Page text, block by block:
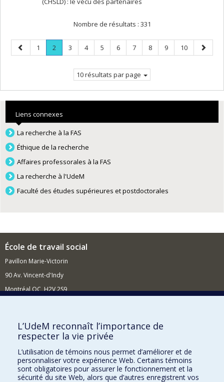
Nombre de résultats : 331
Page
précédente
Page
1 Page
2
Page
Page
3 Page
4 Page
5 Page
6 Page
7 Page
8 Page
9 Page
10
Page
10 résultats par page
Liens connexes
La recherche à la FAS
Éthique de la recherche
Affaires professorales à la FAS
La recherche à l'UdeM
Faculté des études supérieures et postdoctorales
École de travail social
Pavillon Marie-Victorin
90 Av. Vincent-d'Indy
Montréal QC H2V 2S9
Comment soutenir l'École?
BESOIN D'AIDE?
Plan du site
Signaler une erreur
L’UdeM reconnaît l’importance de
respecter la vie privée
L’utilisation de témoins nous permet d’améliorer et de
personnaliser votre expérience Web. Certains témoins
sont obligatoires pour assurer le fonctionnement et la
sécurité du site Web, alors que d’autres enregistrent vos